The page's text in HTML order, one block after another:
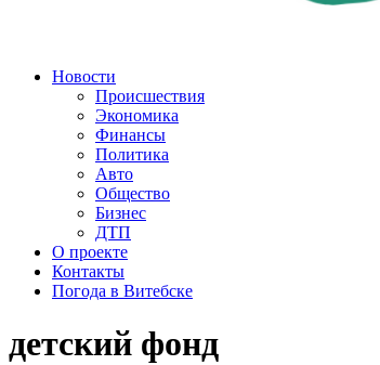
Новости
Происшествия
Экономика
Финансы
Политика
Авто
Общество
Бизнес
ДТП
О проекте
Контакты
Погода в Витебске
детский фонд